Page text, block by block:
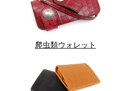
爬虫類ウォレット